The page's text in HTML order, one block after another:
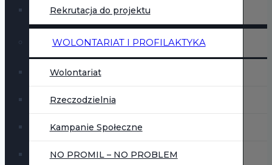
Rekrutacja do projektu
WOLONTARIAT I PROFILAKTYKA
Wolontariat
Rzeczodzielnia
Kampanie Społeczne
NO PROMIL – NO PROBLEM